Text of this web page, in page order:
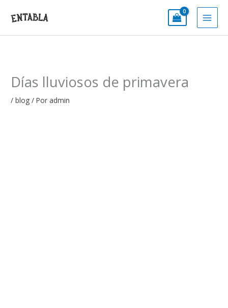
Días lluviosos de primavera
/blog / Por admin